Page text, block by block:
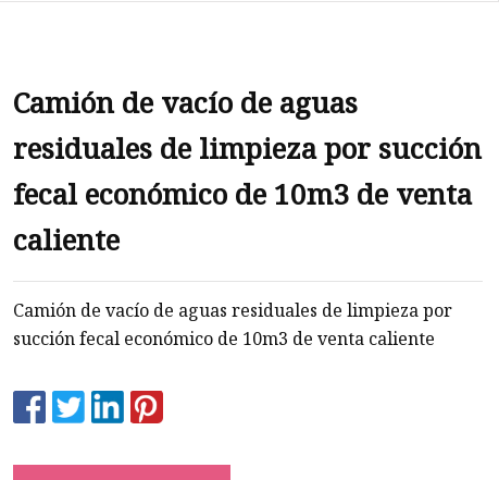
Camión de vacío de aguas
residuales de limpieza por succión
fecal económico de 10m3 de venta
caliente
Camión de vacío de aguas residuales de limpieza por
succión fecal económico de 10m3 de venta caliente